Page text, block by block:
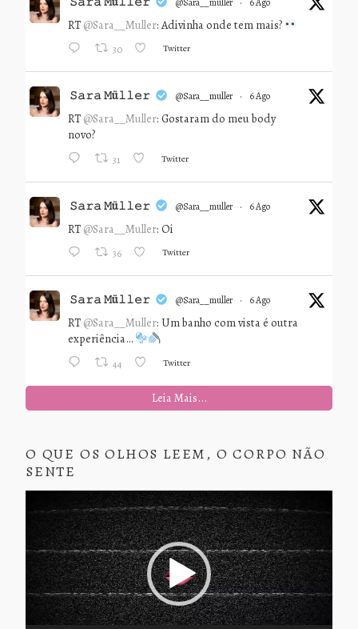
RT @Sara__Muller: Adivinha onde tem mais?
30 Twitter
𝚂𝚊𝚛𝚊 𝙼ü𝚕𝚕𝚎𝚛 @sara__muller · 6 Ago
RT @Sara__Muller: Gostaram do meu body
novo?
31 Twitter
𝚂𝚊𝚛𝚊 𝙼ü𝚕𝚕𝚎𝚛 @sara__muller · 6 Ago
RT @Sara__Muller: Oi
36 Twitter
𝚂𝚊𝚛𝚊 𝙼ü𝚕𝚕𝚎𝚛 @sara__muller · 6 Ago
RT @Sara__Muller: Um banho com vista é outra
experiência…
44 Twitter
Leia Mais...
O QUE OS OLHOS LEEM, O CORPO NÃO
SENTE
de
vídeo